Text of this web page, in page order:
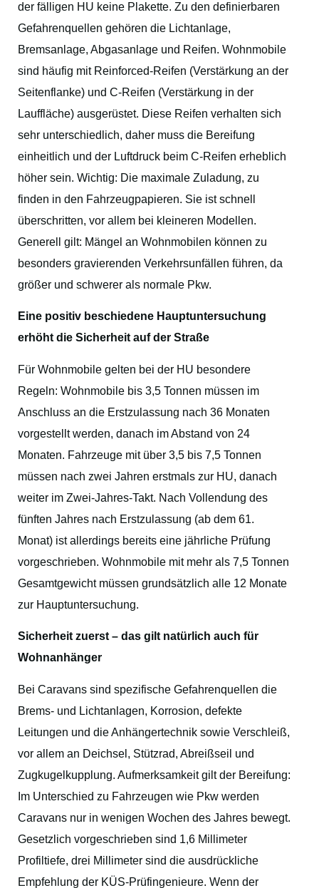
der fälligen HU keine Plakette. Zu den definierbaren
Gefahrenquellen gehören die Lichtanlage,
Bremsanlage, Abgasanlage und Reifen. Wohnmobile
sind häufig mit Reinforced-Reifen (Verstärkung an der
Seitenflanke) und C-Reifen (Verstärkung in der
Lauffläche) ausgerüstet. Diese Reifen verhalten sich
sehr unterschiedlich, daher muss die Bereifung
einheitlich und der Luftdruck beim C-Reifen erheblich
höher sein. Wichtig: Die maximale Zuladung, zu
finden in den Fahrzeugpapieren. Sie ist schnell
überschritten, vor allem bei kleineren Modellen.
Generell gilt: Mängel an Wohnmobilen können zu
besonders gravierenden Verkehrsunfällen führen, da
größer und schwerer als normale Pkw.
Eine positiv beschiedene Hauptuntersuchung
erhöht die Sicherheit auf der Straße
Für Wohnmobile gelten bei der HU besondere
Regeln: Wohnmobile bis 3,5 Tonnen müssen im
Anschluss an die Erstzulassung nach 36 Monaten
vorgestellt werden, danach im Abstand von 24
Monaten. Fahrzeuge mit über 3,5 bis 7,5 Tonnen
müssen nach zwei Jahren erstmals zur HU, danach
weiter im Zwei-Jahres-Takt. Nach Vollendung des
fünften Jahres nach Erstzulassung (ab dem 61.
Monat) ist allerdings bereits eine jährliche Prüfung
vorgeschrieben. Wohnmobile mit mehr als 7,5 Tonnen
Gesamtgewicht müssen grundsätzlich alle 12 Monate
zur Hauptuntersuchung.
Sicherheit zuerst – das gilt natürlich auch für
Wohnanhänger
Bei Caravans sind spezifische Gefahrenquellen die
Brems- und Lichtanlagen, Korrosion, defekte
Leitungen und die Anhängertechnik sowie Verschleiß,
vor allem an Deichsel, Stützrad, Abreißseil und
Zugkugelkupplung. Aufmerksamkeit gilt der Bereifung:
Im Unterschied zu Fahrzeugen wie Pkw werden
Caravans nur in wenigen Wochen des Jahres bewegt.
Gesetzlich vorgeschrieben sind 1,6 Millimeter
Profiltiefe, drei Millimeter sind die ausdrückliche
Empfehlung der KÜS-Prüfingenieure. Wenn der